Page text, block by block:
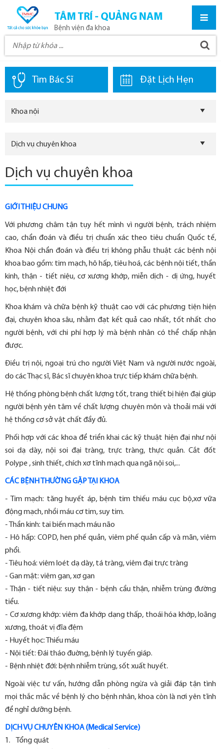
TÂM TRÍ - QUẢNG NAM
Bệnh viện đa khoa
Tìm Bác Sĩ Đặt Lịch Hẹn
Khoa nội
Dịch vụ chuyên khoa
Dịch vụ chuyên khoa
GIỚI THIỆU CHUNG
Với phương châm tận tụy hết mình vì người bệnh, trách nhiệm
cao, chẩn đoán và điều trị chuẩn xác theo tiêu chuẩn Quốc tế,
Khoa Nội chẩn đoán và điều trị không phẫu thuật các bệnh nội
khoa bao gồm: tim mạch, hô hấp, tiêu hoá, các bệnh nội tiết, thần
kinh, thận - tiết niệu, cơ xương khớp, miễn dịch - dị ứng, huyết
học, bệnh nhiệt đới
Khoa khám và chữa bệnh kỹ thuật cao với các phương tiện hiện
đại, chuyên khoa sâu, nhằm đạt kết quả cao nhất, tốt nhất cho
người bệnh, với chi phí hợp lý mà bệnh nhân có thể chấp nhận
được.
Điều trị nội, ngoại trú cho người Việt Nam và người nước ngoài,
do các Thạc sĩ, Bác sĩ chuyên khoa trực tiếp khám chữa bệnh.
Hệ thống phòng bệnh chất lượng tốt, trang thiết bị hiện đại giúp
người bệnh yên tâm về chất lượng chuyên môn và thoải mái với
hệ thống cơ sở vật chất đầy đủ.
Phối hợp với các khoa để triển khai các kỹ thuật hiện đại như nội
soi dạ dày, nội soi đại tràng, trực tràng, thực quản. Cắt đốt
Polype , sinh thiết, chích xơ tĩnh mạch qua ngã nội soi,...
CÁC BỆNH THƯỜNG GẶP TẠI KHOA
- Tim mạch: tăng huyết áp, bệnh tim thiếu máu cục bộ,xơ vữa
động mạch, nhồi máu cơ tim, suy tim.
- Thần kinh: tai biến mạch máu não
- Hô hấp: COPD, hen phế quản, viêm phế quản cấp và mãn, viêm
phổi.
- Tiêu hoá: viêm loét dạ dày, tá tràng, viêm đại trực tràng
- Gan mật: viêm gan, xơ gan
- Thận - tiết niệu: suy thận - bệnh cầu thận, nhiễm trùng đường
tiểu.
- Cơ xương khớp: viêm đa khớp dạng thấp, thoái hóa khớp, loãng
xương, thoát vị đĩa đệm
- Huyết học: Thiếu máu
- Nội tiết: Đái tháo đuờng, bệnh lý tuyến giáp.
- Bệnh nhiệt đới: bệnh nhiễm trùng, sốt xuất huyết.
Ngoài việc tư vấn, hướng dẫn phòng ngừa và giải đáp tận tình
mọi thắc mắc về bệnh lý cho bệnh nhân, khoa còn là nơi yên tĩnh
để nghỉ dưỡng bệnh.
DỊCH VỤ CHUYÊN KHOA (Medical Service)
1. Tổng quát